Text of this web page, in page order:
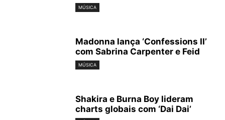
MÚSICA
Madonna lança ‘Confessions II’
com Sabrina Carpenter e Feid
MÚSICA
Shakira e Burna Boy lideram
charts globais com ‘Dai Dai’